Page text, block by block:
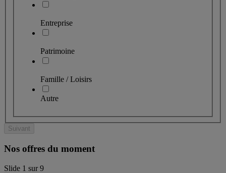
Entreprise
Patrimoine
Famille / Loisirs
Autre
Suivant
Nos offres du moment
Slide 1 sur9